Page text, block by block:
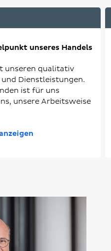
unseres Handels
unseren qualitativ
Dienstleistungen.
ist für uns
unsere Arbeitsweise